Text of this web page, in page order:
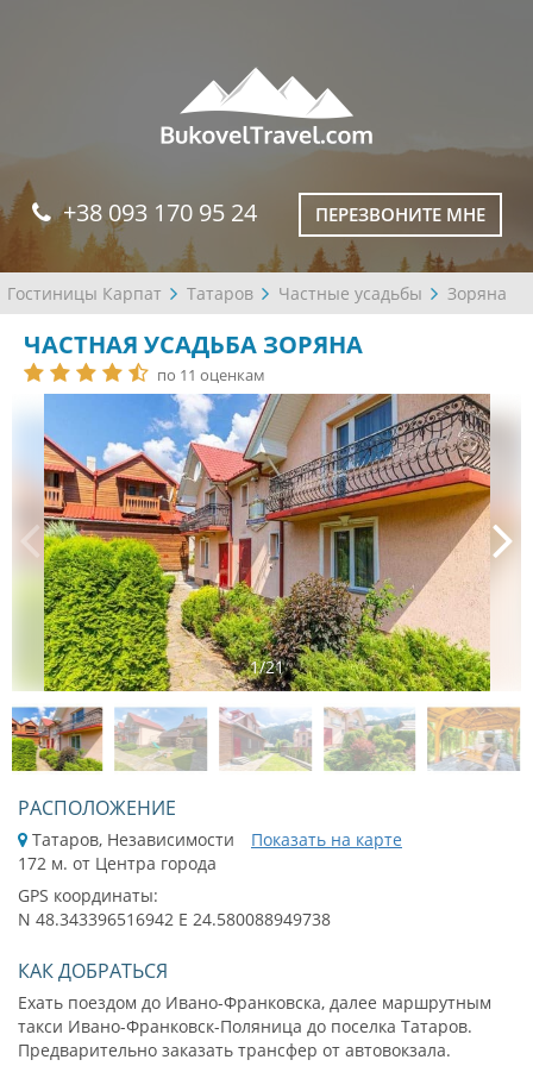
+38 093 170 95 24 ПЕРЕЗВОНИТЕ МНЕ
Гостиницы Карпат Татаров Частные усадьбы Зоряна
ЧАСТНАЯ УСАДЬБА ЗОРЯНА
по 11 оценкам
1/21
РАСПОЛОЖЕНИЕ
Татаров, Независимости
Показать на карте
172 м. от Центра города
GPS координаты:
N 48.343396516942 E 24.580088949738
КАК ДОБРАТЬСЯ
Ехать поездом до Ивано-Франковска, далее маршрутным
такси Ивано-Франковск-Поляница до поселка Татаров.
Предварительно заказать трансфер от автовокзала.